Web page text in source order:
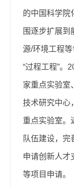
的中国科学院
围逐步扩展到
源/环境工程等
“过程工程”。
家重点实验室
技术研究中心
重点实验室。
队伍建设，完
申请创新人才
等项目申请。